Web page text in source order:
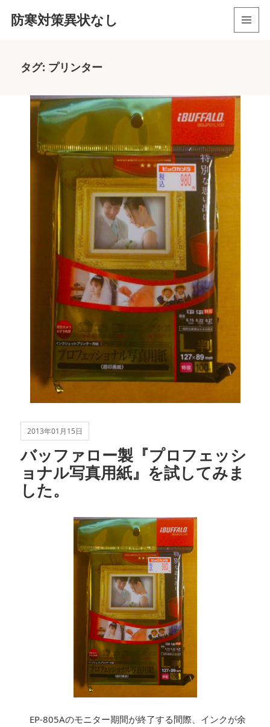
防寒対策異状なし
タグ: プリンター
2013年01月15日
バッファロー製『プロフェッシ
ョナル写真用紙』を試してみま
した。
EP-805Aのモニター期間が終了する間際、インクが余